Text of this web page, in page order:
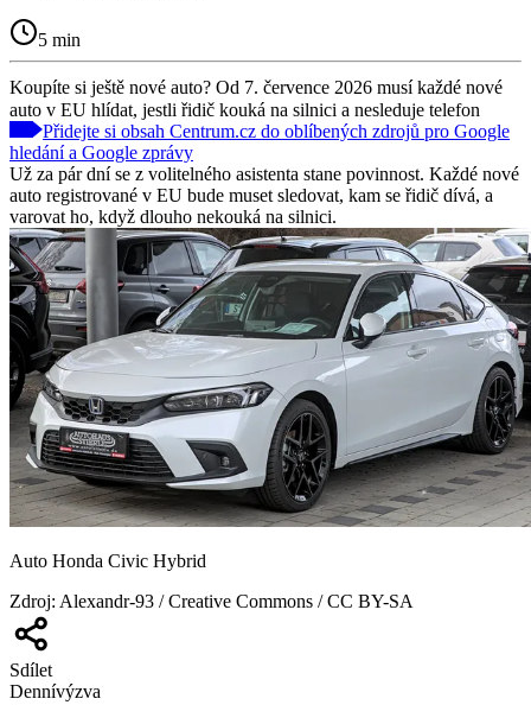
5 min
Koupíte si ještě nové auto? Od 7. července 2026 musí každé nové
auto v EU hlídat, jestli řidič kouká na silnici a nesleduje telefon
Přidejte si obsah Centrum.cz do oblíbených zdrojů pro Google
hledání a Google zprávy
Už za pár dní se z volitelného asistenta stane povinnost. Každé nové
auto registrované v EU bude muset sledovat, kam se řidič dívá, a
varovat ho, když dlouho nekouká na silnici.
Auto Honda Civic Hybrid
Zdroj: Alexandr-93 / Creative Commons / CC BY-SA
Sdílet
Dennívýzva